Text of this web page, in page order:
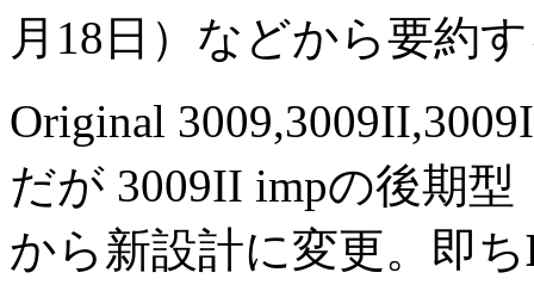
月18日）などから要約
Original
だが 3009II impの後期型
から新設計に変更。即ち